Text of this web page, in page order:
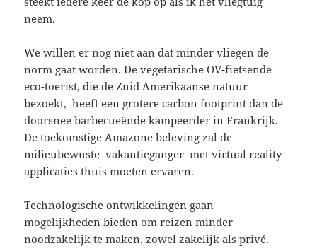
neem.
We willen er nog niet aan dat minder vliegen de
norm gaat worden. De vegetarische OV-fietsende
eco-toerist, die de Zuid Amerikaanse natuur
bezoekt, heeft een grotere carbon footprint dan de
doorsnee barbecueënde kampeerder in Frankrijk.
De toekomstige Amazone beleving zal de
milieubewuste vakantieganger met virtual reality
applicaties thuis moeten ervaren.
Technologische ontwikkelingen gaan
mogelijkheden bieden om reizen minder
noodzakelijk te maken, zowel zakelijk als privé.